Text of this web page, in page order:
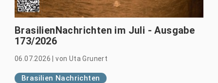
BrasilienNachrichten im Juli - Ausgabe
173/2026
06.07.2026 |von Uta Grunert
Brasilien Nachrichten